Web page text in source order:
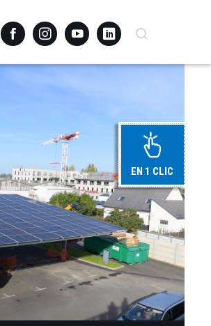
FacebookInstagramYoutubeLinkedinRecherche
EN 1 CLIC